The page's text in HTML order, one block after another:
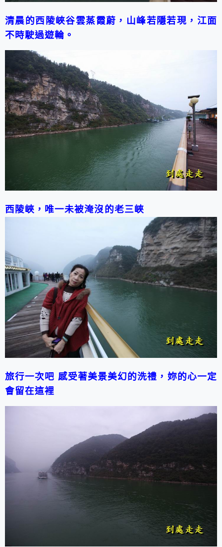
清晨的西陵峽谷雲蒸霞蔚，山峰若隱若現，江面
不時駛過遊輪。
西陵峽，唯一未被淹沒的老三峽
旅行一次吧 感受著美景美幻的洗禮，妳的心一定
會留在這裡